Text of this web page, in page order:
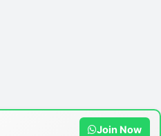
Join Now